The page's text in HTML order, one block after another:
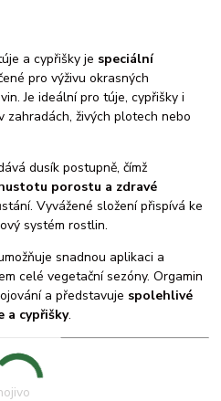
a cypřišky je speciální
pro výživu okrasných
Je ideální pro túje, cypřišky i
zahradách, živých plotech nebo
dusík postupně, čímž
porostu a zdravé
Vyvážené složení přispívá ke
systém rostlin.
snadnou aplikaci a
celé vegetační sezóny. Orgamin
a představuje spolehlivé
a cypřišky.